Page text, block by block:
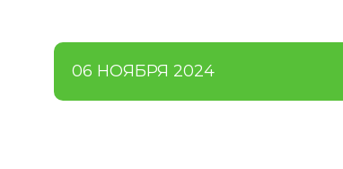
06 НОЯБРЯ 2024